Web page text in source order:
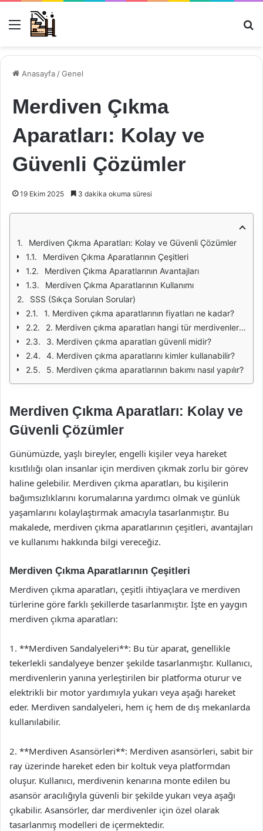
Menü
Anasayfa /Genel
Merdiven Çıkma
Aparatları: Kolay ve
Güvenli Çözümler
19 Ekim 2025 3 dakika okuma süresi
Merdiven Çıkma Aparatları: Kolay ve Güvenli Çözümler
Merdiven Çıkma Aparatlarının Çeşitleri
Merdiven Çıkma Aparatlarının Avantajları
Merdiven Çıkma Aparatlarının Kullanımı
SSS (Sıkça Sorulan Sorular)
1. Merdiven çıkma aparatlarının fiyatları ne kadar?
2. Merdiven çıkma aparatları hangi tür merdivenlerde kullanılabilir?
3. Merdiven çıkma aparatları güvenli midir?
4. Merdiven çıkma aparatlarını kimler kullanabilir?
5. Merdiven çıkma aparatlarının bakımı nasıl yapılır?
Merdiven Çıkma Aparatları: Kolay ve
Güvenli Çözümler
Günümüzde, yaşlı bireyler, engelli kişiler veya hareket
kısıtlılığı olan insanlar için merdiven çıkmak zorlu bir görev
haline gelebilir. Merdiven çıkma aparatları, bu kişilerin
bağımsızlıklarını korumalarına yardımcı olmak ve günlük
yaşamlarını kolaylaştırmak amacıyla tasarlanmıştır. Bu
makalede, merdiven çıkma aparatlarının çeşitleri, avantajları
ve kullanımı hakkında bilgi vereceğiz.
Merdiven Çıkma Aparatlarının Çeşitleri
Merdiven çıkma aparatları, çeşitli ihtiyaçlara ve merdiven
türlerine göre farklı şekillerde tasarlanmıştır. İşte en yaygın
merdiven çıkma aparatları:
1. **Merdiven Sandalyeleri**: Bu tür aparat, genellikle
tekerlekli sandalyeye benzer şekilde tasarlanmıştır. Kullanıcı,
merdivenlerin yanına yerleştirilen bir platforma oturur ve
elektrikli bir motor yardımıyla yukarı veya aşağı hareket
eder. Merdiven sandalyeleri, hem iç hem de dış mekanlarda
kullanılabilir.
2. **Merdiven Asansörleri**: Merdiven asansörleri, sabit bir
ray üzerinde hareket eden bir koltuk veya platformdan
oluşur. Kullanıcı, merdivenin kenarına monte edilen bu
asansör aracılığıyla güvenli bir şekilde yukarı veya aşağı
çıkabilir. Asansörler, dar merdivenler için özel olarak
tasarlanmış modelleri de içermektedir.